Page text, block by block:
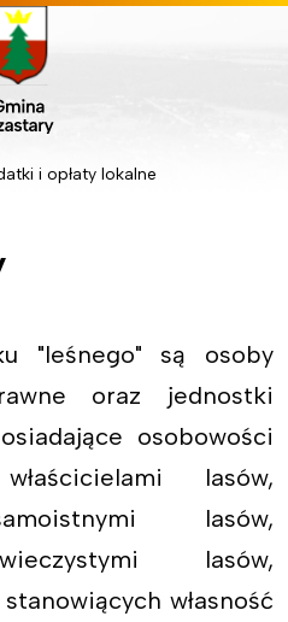
i opłaty lokalne
"leśnego" są osoby
oraz jednostki
osobowości
lasów,
lasów,
lasów,
własność